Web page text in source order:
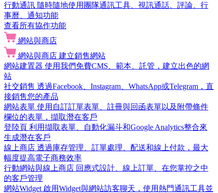
行動通訊 隨時隨地使用團隊通訊工具、視訊通話、評論、行
事曆、通知功能
查看所有協作功能
網站與商店
網站與商店 建立銷售網站
網站建置器 使用我們免費CMS、範本、託管，建立出色的網
站
社交銷售 透過Facebook、Instagram、WhatsApp或Telegram，直
接銷售您的產品
網站表單 使用自訂訂單表單、註冊與回函表單以及附帶條件
欄位的表單，擷取潛在客戶
登陸頁 利用擷取表單、自動化漏斗和Google Analytics整合來
生成潛在客戶
線上商店 透過庫存管理、訂單處理、配送和線上付款，最大
幅度提高電子商務效率
行動網站與線上商店 回應式設計、線上訂單、在您掌控之中
的客戶管理
網站Widget 啟用Widget與網站訪客聊天，使用熱門通訊工具並